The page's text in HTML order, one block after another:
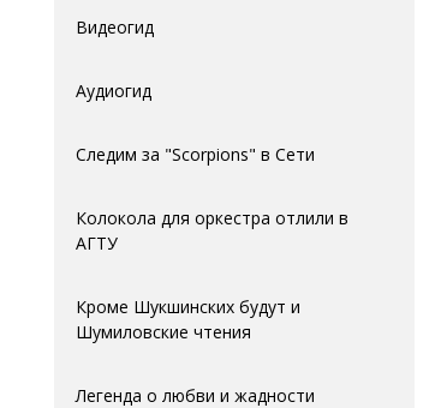
Видеогид
Аудиогид
Следим за "Scorpions" в Сети
Колокола для оркестра отлили в
АГTУ
Кроме Шукшинских будут и
Шумиловские чтения
Легенда о любви и жадности